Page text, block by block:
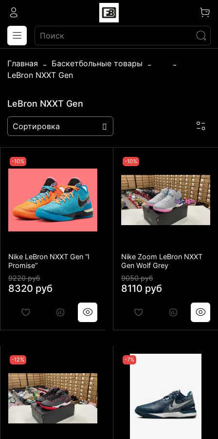
Главная Баскетбольные товары
LeBron NXXT Gen
LeBron NXXT Gen
-10%
Nike LeBron NXXT Gen “I
Promise”
9220 руб
8320 руб
-10%
Nike Zoom LeBron NXXT
Gen Wolf Grey
9050 руб
8110 руб
-12% -7%